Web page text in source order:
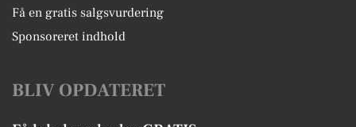
Få en gratis salgsvurdering
Sponsoreret indhold
BLIV OPDATERET